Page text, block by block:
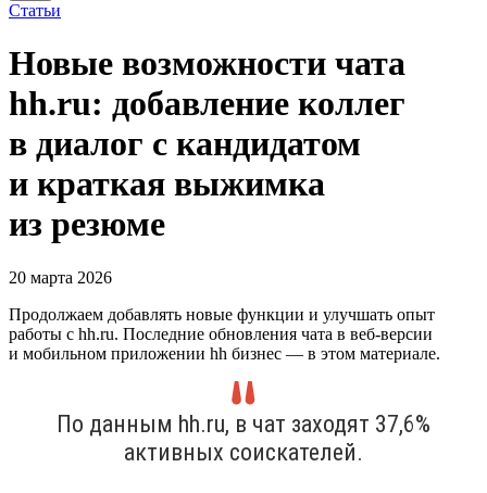
Статьи
Новые возможности чата
hh.ru: добавление коллег
в диалог с кандидатом
и краткая выжимка
из резюме
20 марта 2026
Продолжаем добавлять новые функции и улучшать опыт
работы с hh.ru. Последние обновления чата в веб-версии
и мобильном приложении hh бизнес — в этом материале.
По данным hh.ru, в чат заходят 37,6%
активных соискателей.